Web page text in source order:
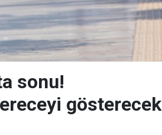
sonu!
gösterecek